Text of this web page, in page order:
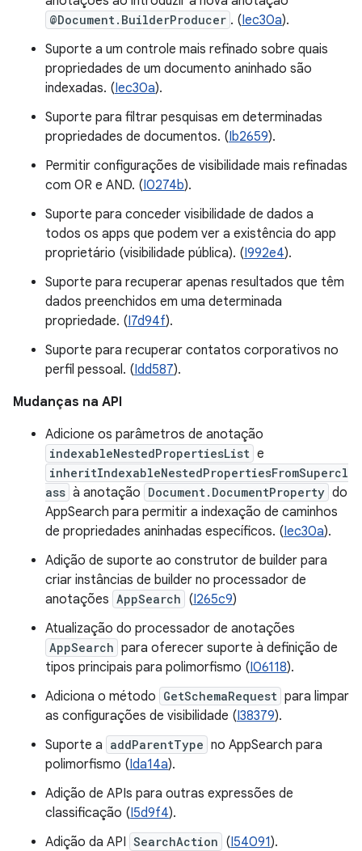
@Document.BuilderProducer . (Iec30a).
Suporte a um controle mais refinado sobre quais
propriedades de um documento aninhado são
indexadas. (Iec30a).
Suporte para filtrar pesquisas em determinadas
propriedades de documentos. (Ib2659).
Permitir configurações de visibilidade mais refinadas
com OR e AND. (I0274b).
Suporte para conceder visibilidade de dados a
todos os apps que podem ver a existência do app
proprietário (visibilidade pública). (I992e4).
Suporte para recuperar apenas resultados que têm
dados preenchidos em uma determinada
propriedade. (I7d94f).
Suporte para recuperar contatos corporativos no
perfil pessoal. (Idd587).
Mudanças na API
Adicione os parâmetros de anotação
indexableNestedPropertiesList e
inheritIndexableNestedPropertiesFromSupercl
ass à anotação Document.DocumentProperty do
AppSearch para permitir a indexação de caminhos
de propriedades aninhadas específicos. (Iec30a).
Adição de suporte ao construtor de builder para
criar instâncias de builder no processador de
anotações AppSearch (I265c9)
Atualização do processador de anotações
AppSearch para oferecer suporte à definição de
tipos principais para polimorfismo (I06118).
Adiciona o método GetSchemaRequest para limpar
as configurações de visibilidade (I38379).
Suporte a addParentType no AppSearch para
polimorfismo (Ida14a).
Adição de APIs para outras expressões de
classificação (I5d9f4).
Adição da API SearchAction (I54091).